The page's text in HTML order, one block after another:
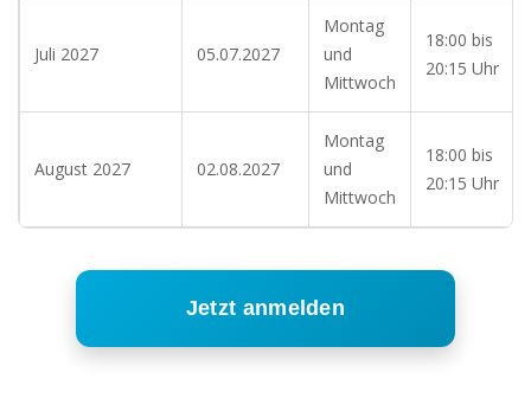
Juli 2027 05.07.2027
Montag
und
Mittwoch
18:00 bis
20:15 Uhr
August 2027 02.08.2027
Montag
und
Mittwoch
18:00 bis
20:15 Uhr
Jetzt anmelden